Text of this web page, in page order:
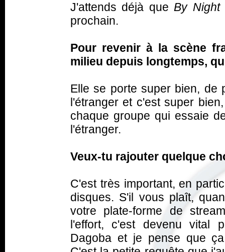
J'attends déjà que By Night
prochain.
Pour revenir à la scène
milieu depuis longtemps,
Elle se porte super bien, de
l'étranger et c'est super
chaque groupe qui essaie
l'étranger.
Veux-tu rajouter quelque
C'est très important, en
disques. S'il vous plaît,
votre plate-forme de
l'effort, c'est devenu vital
Dagoba et je pense que